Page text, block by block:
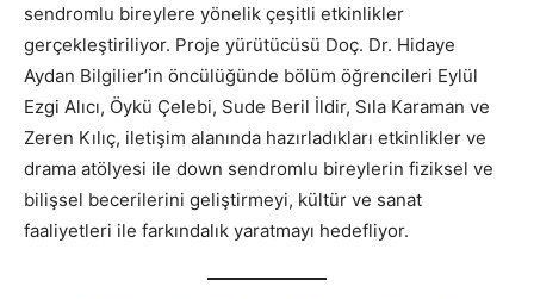
sendromlu bireylere yönelik çeşitli etkinlikler
gerçekleştiriliyor. Proje yürütücüsü Doç. Dr. Hidaye
Aydan Bilgilier’in öncülüğünde bölüm öğrencileri Eylül
Ezgi Alıcı, Öykü Çelebi, Sude Beril İldir, Sıla Karaman ve
Zeren Kılıç, iletişim alanında hazırladıkları etkinlikler ve
drama atölyesi ile down sendromlu bireylerin fiziksel ve
bilişsel becerilerini geliştirmeyi, kültür ve sanat
faaliyetleri ile farkındalık yaratmayı hedefliyor.